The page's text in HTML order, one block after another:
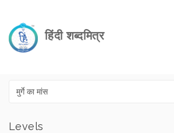
हिंदी शब्दमित्र
Levels